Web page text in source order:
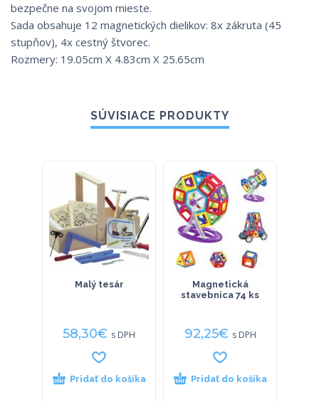
bezpečne na svojom mieste.
Sada obsahuje 12 magnetických dielikov: 8x zákruta (45
stupňov), 4x cestný štvorec.
Rozmery: 19.05cm X 4.83cm X 25.65cm
SÚVISIACE PRODUKTY
Malý tesár
58,30€ s DPH
Pridať do košíka
Magnetická
stavebnica 74 ks
92,25€ s DPH
Pridať do košíka